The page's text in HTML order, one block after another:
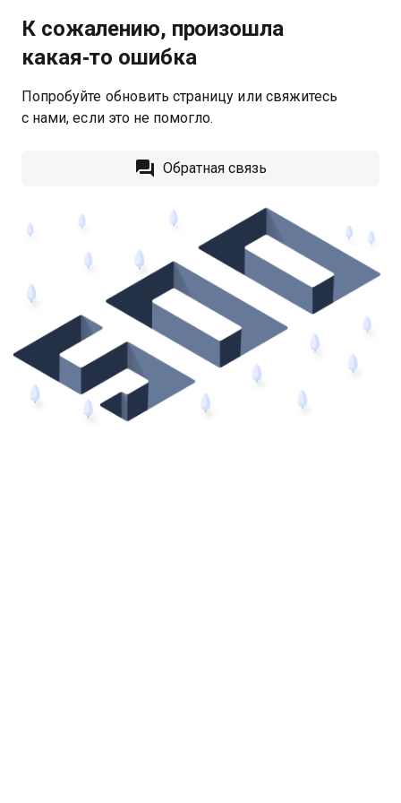
К сожалению, произошла
какая‑то ошибка
Попробуйте обновить страницу или свяжитесь
с нами, если это не помогло.
Обратная связь